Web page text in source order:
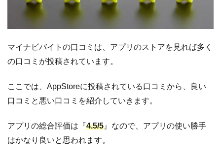
マイナビバイトの口コミは、アプリのストアを見れば多く
の口コミが投稿されています。
ここでは、AppStoreに投稿されている口コミから、良い
口コミと悪い口コミを紹介していきます。
アプリの総合評価は『4.5/5』なので、アプリの使い勝手
はかなり良いと思われます。